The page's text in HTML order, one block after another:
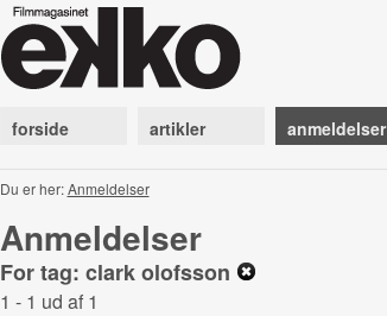
forside artikler anmeldelser
Du er her:Anmeldelser
Anmeldelser
For tag: clark olofsson
1 - 1 ud af 1